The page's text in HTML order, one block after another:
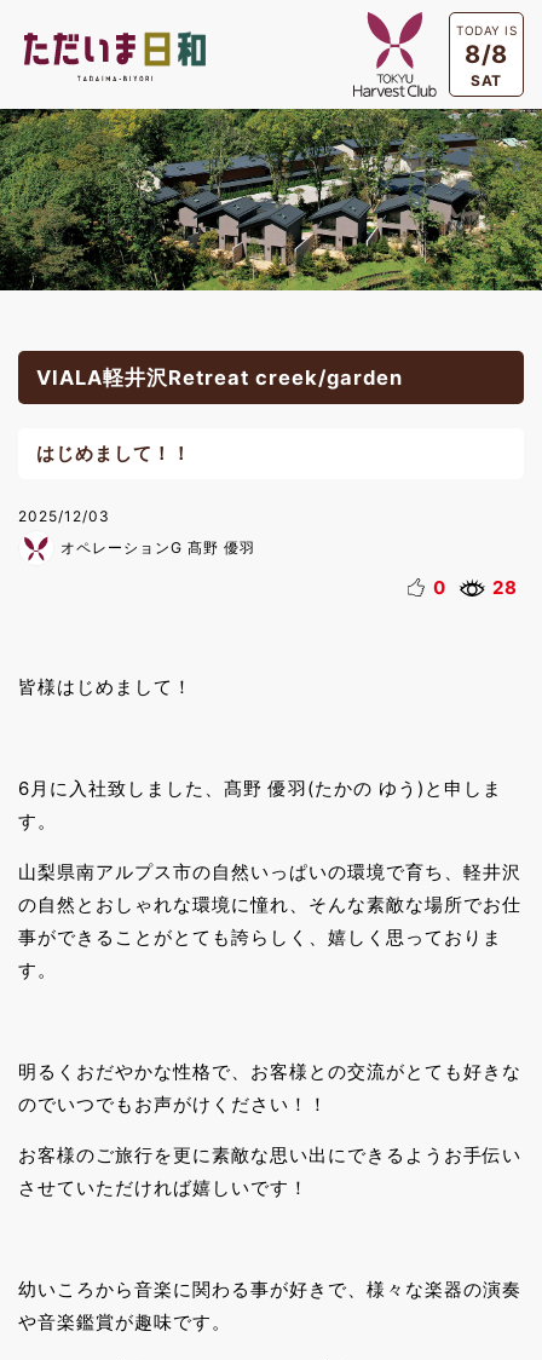
TODAY IS
8/8
SAT
VIALA軽井沢Retreat creek/garden
はじめまして！！
2025/12/03
オペレーションG 髙野 優羽
0 28
皆様はじめまして！
6月に入社致しました、髙野 優羽(たかの ゆう)と申しま
す。
山梨県南アルプス市の自然いっぱいの環境で育ち、軽井沢
の自然とおしゃれな環境に憧れ、そんな素敵な場所でお仕
事ができることがとても誇らしく、嬉しく思っておりま
す。
明るくおだやかな性格で、お客様との交流がとても好きな
のでいつでもお声がけください！！
お客様のご旅行を更に素敵な思い出にできるようお手伝い
させていただければ嬉しいです！
幼いころから音楽に関わる事が好きで、様々な楽器の演奏
や音楽鑑賞が趣味です。